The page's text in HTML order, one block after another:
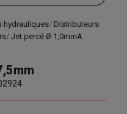
hydrauliques Distributeurs
Jet percé Ø 1,0mmA